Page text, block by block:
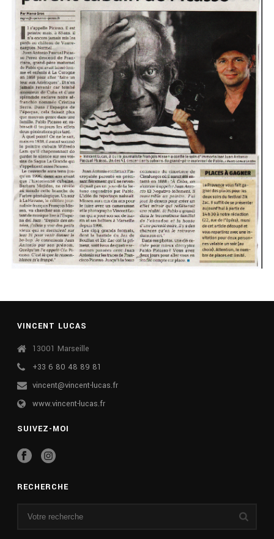
VINCENT LUCAS
13001 Marseille
+33 6 80 48 89 81
vincent@vincent-lucas.fr
www.vincent-lucas.fr
SUIVEZ-MOI
RECHERCHE